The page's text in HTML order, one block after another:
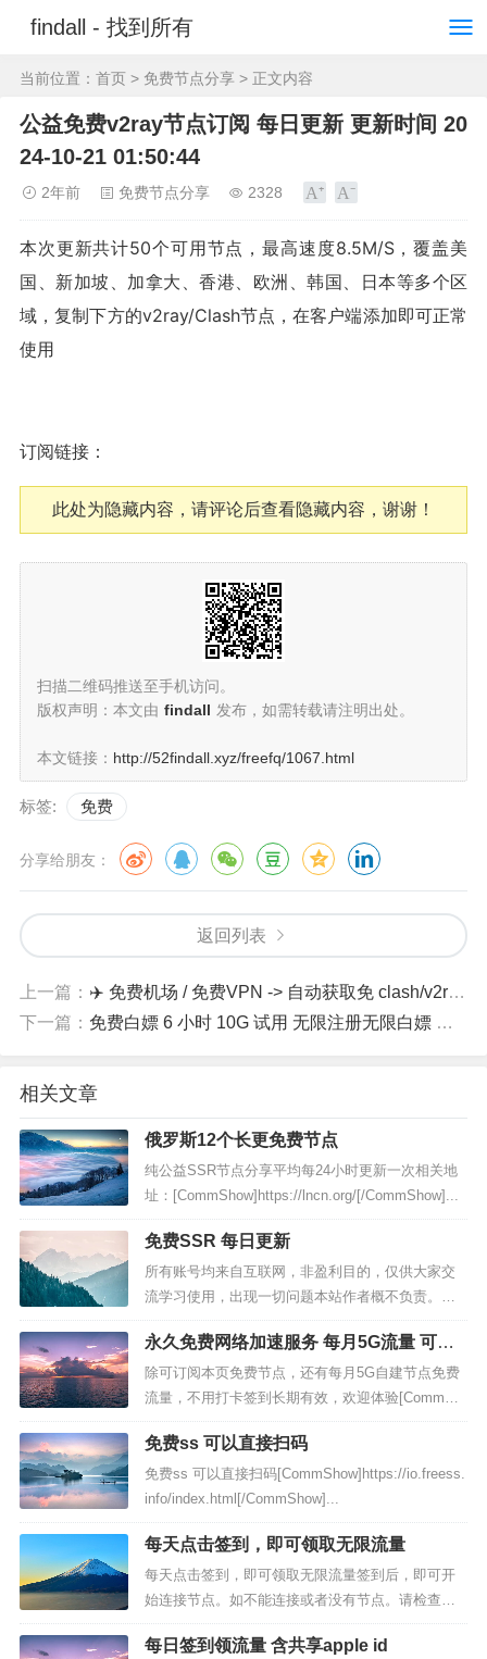
findall - 找到所有
当前位置： 首页 > 免费节点分享 > 正文内容
公益免费v2ray节点订阅 每日更新 更新时间 20
24-10-21 01:50:44
2年前 免费节点分享 2328
本次更新共计50个可用节点，最高速度8.5M/S，覆盖美
国、新加坡、加拿大、香港、欧洲、韩国、日本等多个区
域，复制下方的v2ray/Clash节点，在客户端添加即可正常
使用
订阅链接：
此处为隐藏内容，请评论后查看隐藏内容，谢谢！
扫描二维码推送至手机访问。
版权声明：本文由 findall 发布，如需转载请注明出处。
本文链接： http://52findall.xyz/freefq/1067.html
标签: 免费
分享给朋友：
返回列表
上一篇： ✈️ 免费机场 / 免费VPN -> 自动获取免 clash/v2ray/trojan/sr/ssr 订阅链接，间隔12小时持续更新 | 科学上网 | 翻墙
下一篇： 免费白嫖 6 小时 10G 试用 无限注册无限白嫖 临时使用足够
相关文章
俄罗斯12个长更免费节点
纯公益SSR节点分享平均每24小时更新一次相关地
址：[CommShow]https://lncn.org/[/CommShow]...
免费SSR 每日更新
所有账号均来自互联网，非盈利目的，仅供大家交
流学习使用，出现一切问题本站作者概不负责。本
站不提供任何收费服务，不推荐任何收费机场，谢
谢大家的支持。资源存在一定时效性，本站不保证
全部可用，请自行验证后使用。为了保护账号不被
滥用，请在下方输入计...
永久免费网络加速服务 每月5G流量 可做
备用
除可订阅本页免费节点，还有每月5G自建节点免费
流量，不用打卡签到长期有效，欢迎体验[CommSh
ow]bulink.xyz注册（要翻墙）除可订阅本页免费节
点，还有每月5G自建节点免费流量，不用打卡签到
长期有效，欢迎体验新开bulink镜像站...
免费ss 可以直接扫码
免费ss 可以直接扫码[CommShow]https://io.freess.
info/index.html[/CommShow]...
每天点击签到，即可领取无限流量
每天点击签到，即可领取无限流量签到后，即可开
始连接节点。如不能连接或者没有节点。请检查是
否签到无限流量享受20Mbps速率约等于2.5MB/s如
需更高速率，可以前往升级套餐查看详情注册地
每日签到领流量 含共享apple id